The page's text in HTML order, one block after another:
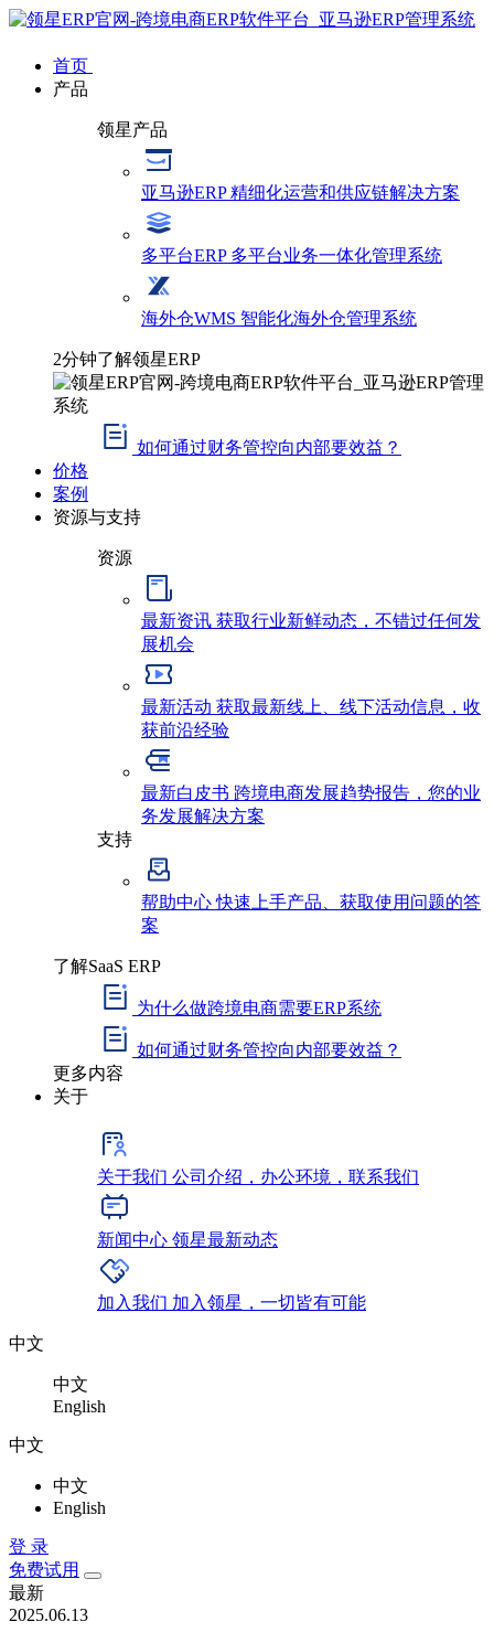
首页
产品
领星产品
亚马逊ERP精细化运营和供应链解决方案
多平台ERP 多平台业务一体化管理系统
海外仓WMS 智能化海外仓管理系统
2分钟了解领星ERP
如何通过财务管控向内部要效益？
价格
案例
资源与支持
资源
最新资讯 获取行业新鲜动态，不错过任何发
展机会
最新活动 获取最新线上、线下活动信息，收
获前沿经验
最新白皮书 跨境电商发展趋势报告，您的业
务发展解决方案
支持
帮助中心快速上手产品、获取使用问题的答
案
了解SaaS ERP
为什么做跨境电商需要ERP系统
如何通过财务管控向内部要效益？
更多内容
关于
关于我们 公司介绍，办公环境，联系我们
新闻中心 领星最新动态
加入我们 加入领星，一切皆有可能
中文
中文
English
中文
中文
English
登 录
免费试用
最新
2025.06.13